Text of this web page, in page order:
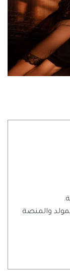
والمنصة